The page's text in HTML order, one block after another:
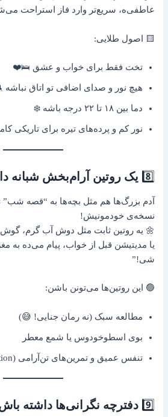
عاطفی‌ه، سریع‌تر وارد فاز استراحت
🟨 اصول طلایی:
تخت فقط برای خواب و عشق 🛌❤️
هیچ نور و صدای اضافی تو اتاق نباشه
دما بین ۱۸ تا ۲۲ درجه باشه ❄️
نور کم و پرده‌های تیره برای تاریکی
8️⃣ یک روتین آرام‌بخش شبانه
آدم بزرگ‌ها هم مثل بچه‌ها به “قصه شب”
نسخه‌ی خودمونیش!
🌼 یه روتین ثابت مثل دوش آب گرم، گوش
یا مدیتیشن قبل از خواب، پیام می‌ده به
شی!”
🟢 این روتین‌ها می‌تونن باشن:
مطالعه سبک (نه رمان جنایی! 😅)
بوی اسطوخودوس یا شمع معطر
تنفس عمیق و تمرین‌های تن‌آرامی (relaxation)
9️⃣ دفترچه نگرانی‌ها داشته